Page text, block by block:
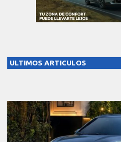
ULTIMOS ARTICULOS